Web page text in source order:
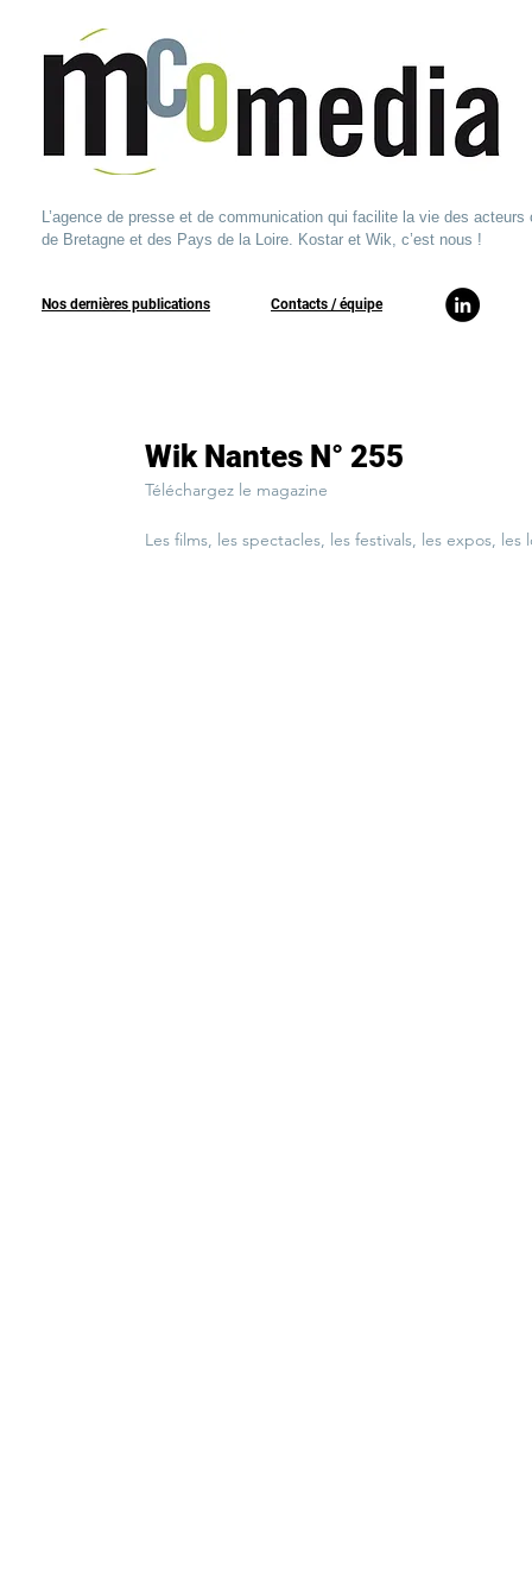
L’agence de presse et de communication qui facilite la vie des acteurs
de Bretagne et des Pays de la Loire. Kostar et Wik, c’est nous !
Nos dernières publications ​Contacts / équipe​
Wik Nantes N° 255
Téléchargez le magazine
Les films, les spectacles, les festivals, les expos,